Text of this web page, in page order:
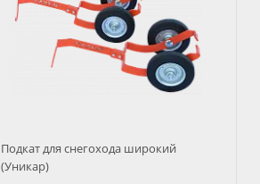
Подкат для снегохода широкий
(Уникар)